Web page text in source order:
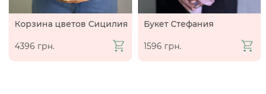
Корзина цветов Сицилия
4396 грн.
Букет Стефания
1596 грн.